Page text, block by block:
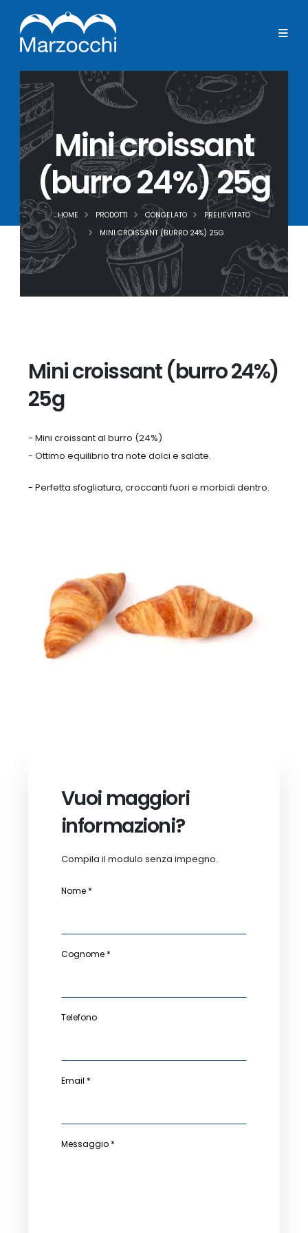
Mini croissant
(burro 24%) 25g
HOME PRODOTTI CONGELATO
PRELIEVITATO
MINI CROISSANT (BURRO 24%) 25G
Mini croissant (burro 24%)
25g
- Mini croissant al burro (24%)
- Ottimo equilibrio tra note dolci e salate.
- Perfetta sfogliatura, croccanti fuori e morbidi dentro.
Vuoi maggiori
informazioni?
Compila il modulo senza impegno.
Nome *
Cognome *
Telefono
Email *
Messaggio *